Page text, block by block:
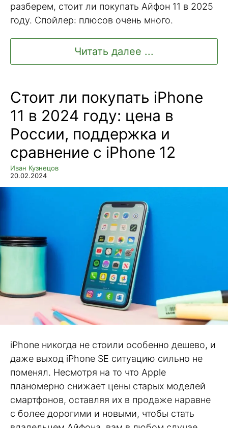
разберем, стоит ли покупать Айфон 11 в 2025
году. Спойлер: плюсов очень много.
Читать далее ...
Стоит ли покупать iPhone
11 в 2024 году: цена в
России, поддержка и
сравнение с iPhone 12
Иван Кузнецов
20.02.2024
iPhone никогда не стоили особенно дешево, и
даже выход iPhone SE ситуацию сильно не
поменял. Несмотря на то что Apple
планомерно снижает цены старых моделей
смартфонов, оставляя их в продаже наравне
с более дорогими и новыми, чтобы стать